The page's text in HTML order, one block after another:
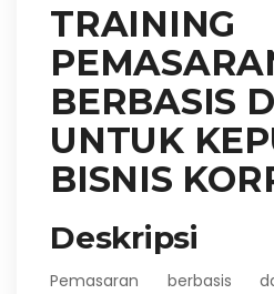
TRAINING
BERBASIS
UNTUK
BISNIS
Deskripsi
Pemasaran berbasis